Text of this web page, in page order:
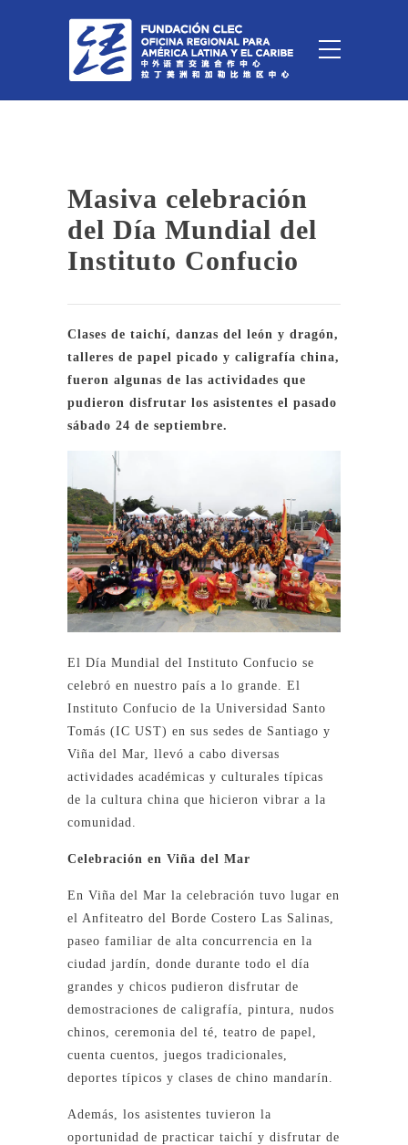
Masiva celebración
del Día Mundial del
Instituto Confucio
Clases de taichí, danzas del león y dragón,
talleres de papel picado y caligrafía china,
fueron algunas de las actividades que
pudieron disfrutar los asistentes el pasado
sábado 24 de septiembre.
El Día Mundial del Instituto Confucio se
celebró en nuestro país a lo grande. El
Instituto Confucio de la Universidad Santo
Tomás (IC UST) en sus sedes de Santiago y
Viña del Mar, llevó a cabo diversas
actividades académicas y culturales típicas
de la cultura china que hicieron vibrar a la
comunidad.
Celebración en Viña del Mar
En Viña del Mar la celebración tuvo lugar en
el Anfiteatro del Borde Costero Las Salinas,
paseo familiar de alta concurrencia en la
ciudad jardín, donde durante todo el día
grandes y chicos pudieron disfrutar de
demostraciones de caligrafía, pintura, nudos
chinos, ceremonia del té, teatro de papel,
cuenta cuentos, juegos tradicionales,
deportes típicos y clases de chino mandarín.
Además, los asistentes tuvieron la
oportunidad de practicar taichí y disfrutar de